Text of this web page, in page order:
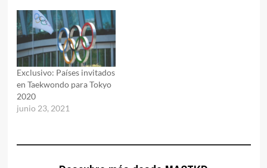
Exclusivo: Países invitados
en Taekwondo para Tokyo
2020
junio 23, 2021